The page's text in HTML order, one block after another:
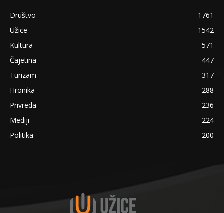
Društvo
1761
Užice
1542
Kultura
571
Čajetina
447
Turizam
317
Hronika
288
Privreda
236
Mediji
224
Politika
200